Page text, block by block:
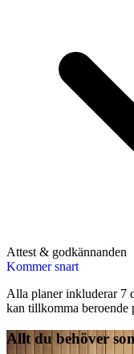
Attest & godkännanden
Kommer snart
Alla planer inkluderar 7
kan tillkomma beroende
Allt du behöver